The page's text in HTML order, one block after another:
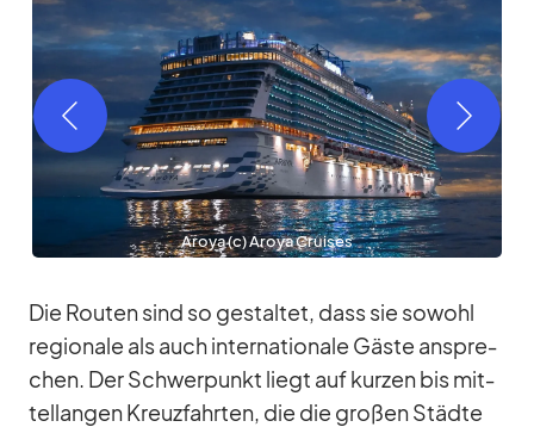
Aroya (c) Aroya Crui­ses
Die Rou­ten sind so ge­stal­tet, dass sie so­wohl
re­gio­nale als auch in­ter­na­tio­nale Gäste an­spre­
chen. Der Schwer­punkt liegt auf kur­zen bis mit­
tel­lan­gen Kreuz­fahr­ten, die die gro­ßen Städte